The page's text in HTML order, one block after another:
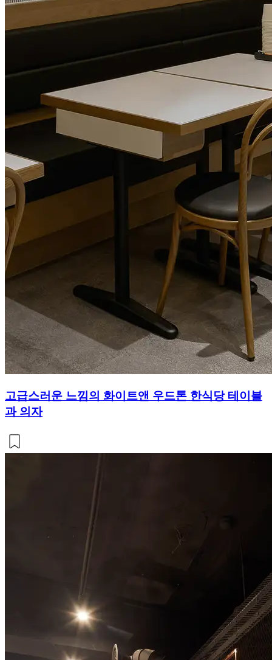
고급스러운 느낌의 화이트앤 우드톤 한식당 테이블
과 의자